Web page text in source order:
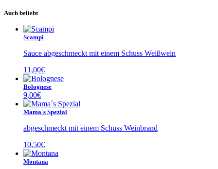
Auch beliebt
Scampi
Sauce abgeschmeckt mit einem Schuss Weißwein
11,00€
Bolognese
9,00€
Mama´s Spezial
abgeschmeckt mit einem Schuss Weinbrand
10,50€
Montana